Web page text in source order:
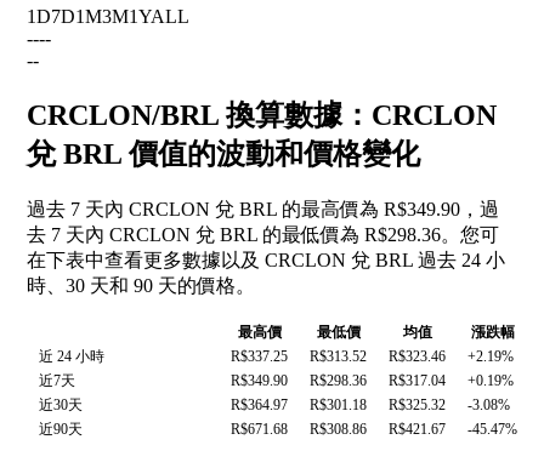
1D7D1M3M1YALL
----
--
CRCLON/BRL 換算數據：CRCLON
兌 BRL 價值的波動和價格變化
過去 7 天內 CRCLON 兌 BRL 的最高價為 R$349.90，過
去 7 天內 CRCLON 兌 BRL 的最低價為 R$298.36。您可
在下表中查看更多數據以及 CRCLON 兌 BRL 過去 24 小
時、30 天和 90 天的價格。
最高價 最低價 均值
漲跌幅
近 24 小時
R$337.25 R$313.52 R$323.46
+2.19%
近7天
R$349.90 R$298.36 R$317.04
+0.19%
近30天
R$364.97 R$301.18 R$325.32
-3.08%
近90天
R$671.68 R$308.86 R$421.67 -45.47%